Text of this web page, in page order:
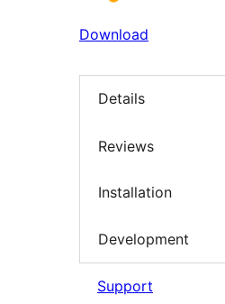
Download
Details
Reviews
Installation
Development
Support